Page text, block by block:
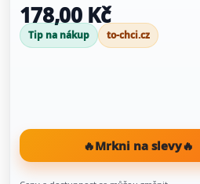
178,00 Kč
Tip na nákup to-chci.cz
🔥Mrkni na slevy🔥